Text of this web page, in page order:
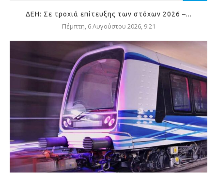
ΔΕΗ: Σε τροχιά επίτευξης των στόχων 2026 –...
Πέμπτη, 6 Αυγούστου 2026, 9:21